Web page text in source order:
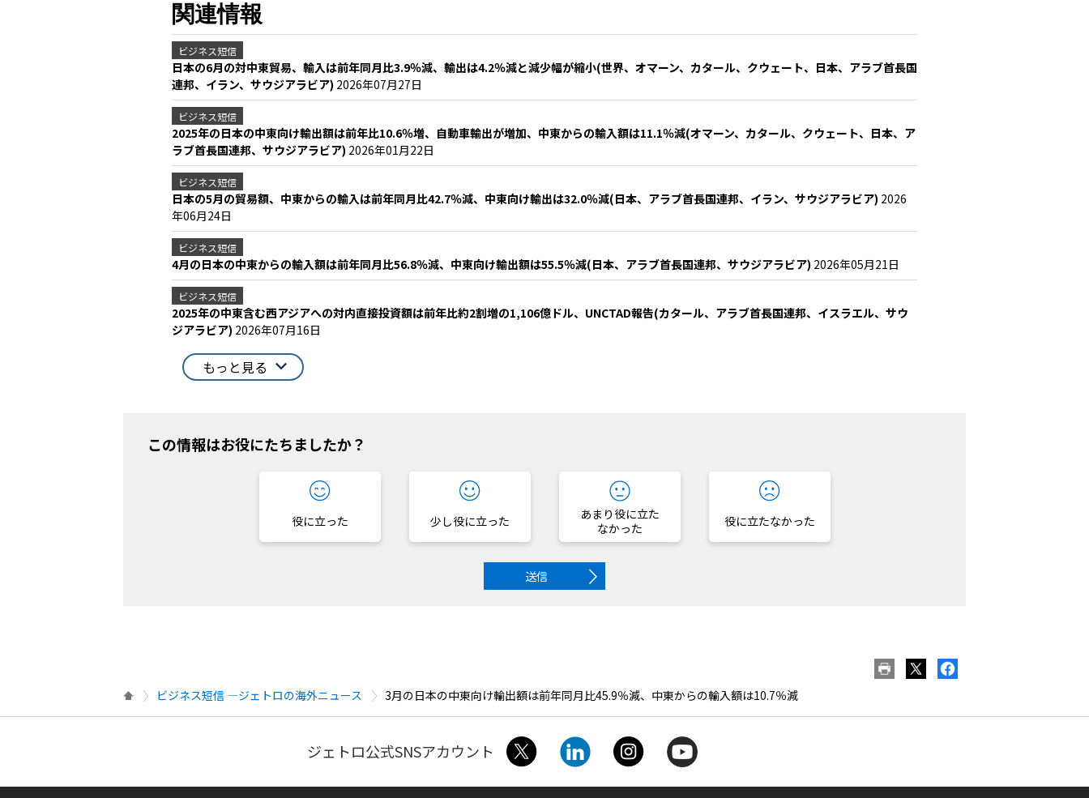
関連情報
ビジネス短信
日本の6月の対中東貿易、輸入は前年同月比3.9％減、輸出は4.2％減と減少幅が縮小(世界、オマーン、カタール、クウェート、日本、アラブ首長国
連邦、イラン、サウジアラビア) 2026年07月27日
ビジネス短信
2025年の日本の中東向け輸出額は前年比10.6％増、自動車輸出が増加、中東からの輸入額は11.1％減(オマーン、カタール、クウェート、日本、ア
ラブ首長国連邦、サウジアラビア) 2026年01月22日
ビジネス短信
日本の5月の貿易額、中東からの輸入は前年同月比42.7％減、中東向け輸出は32.0％減(日本、アラブ首長国連邦、イラン、サウジアラビア) 2026
年06月24日
ビジネス短信
4月の日本の中東からの輸入額は前年同月比56.8％減、中東向け輸出額は55.5％減(日本、アラブ首長国連邦、サウジアラビア) 2026年05月21日
ビジネス短信
2025年の中東含む西アジアへの対内直接投資額は前年比約2割増の1,106億ドル、UNCTAD報告(カタール、アラブ首長国連邦、イスラエル、サウ
ジアラビア) 2026年07月16日
もっと見る
この情報はお役にたちましたか？
役に立った 少し役に立った
あまり役に立た
なかった
役に立たなかった
送信
ビジネス短信 ―ジェトロの海外ニュース 3月の日本の中東向け輸出額は前年同月比45.9％減、中東からの輸入額は10.7％減
ジェトロ公式SNSアカウント